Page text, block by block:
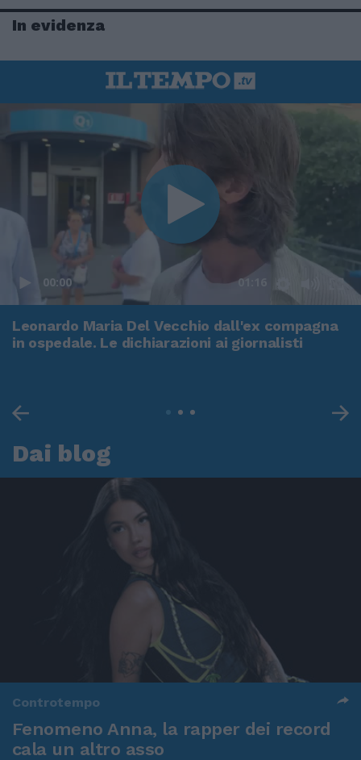
In evidenza
00:00 01:16
Leonardo Maria Del Vecchio dall'ex compagna
in ospedale. Le dichiarazioni ai giornalisti
Dai blog
Controtempo
Fenomeno Anna, la rapper dei record
cala un altro asso